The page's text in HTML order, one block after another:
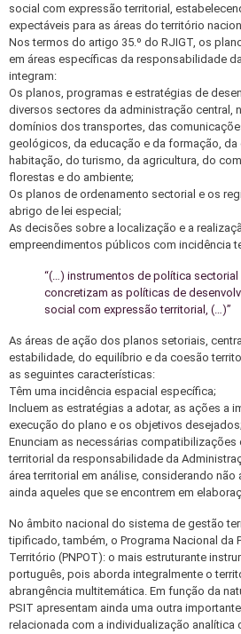
social com expressão territorial,
expectáveis para as áreas do território
Nos termos do artigo 35.º do RJIGT, os
em áreas específicas da responsabilidade
integram:
Os planos, programas e estratégias de
diversos sectores da administração central,
domínios dos transportes, das
geológicos, da educação e da formação, da
habitação, do turismo, da agricultura, do
florestas e do ambiente;
Os planos de ordenamento sectorial e os
abrigo de lei especial;
As decisões sobre a localização e a
empreendimentos públicos com incidência
“(…) instrumentos de política
concretizam as políticas de
social com expressão territorial, (…)”
As áreas de ação dos planos setoriais,
estabilidade, do equilíbrio e da coesão
as seguintes características:
Têm uma incidência espacial específica;
Incluem as estratégias a adotar, as ações a
execução do plano e os objetivos desejados;
Enunciam as necessárias
territorial da responsabilidade da
área territorial em análise, considerando
ainda aqueles que se encontrem em
No âmbito nacional do sistema de gestão
tipificado, também, o Programa Nacional da
Território (PNPOT): o mais estruturante
português, pois aborda integralmente o
abrangência multitemática. Em função da
PSIT apresentam ainda uma outra
relacionada com a individualização analítica